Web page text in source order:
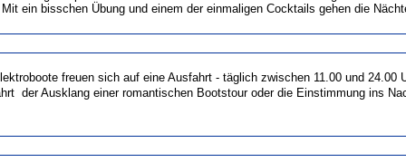
ein bisschen Übung und einem der einmaligen Cocktails gehen die
freuen sich auf eine Ausfahrt - täglich zwischen 11.00 und
 der Ausklang einer romantischen Bootstour oder die Einstimmung ins